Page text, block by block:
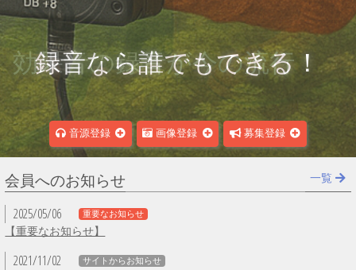
効果音の録音が今の流行！
音源登録 画像登録 募集登録
会員へのお知らせ 一覧
2025/05/06
【重要なお知らせ】
重要なお知らせ
2021/11/02 サイトからお知らせ